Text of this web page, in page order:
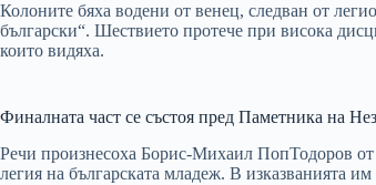
Колоните бяха водени от венец, следван от
български“. Шествието протече при висока
които видяха.
Финалната част се състоя пред Паметника на
Речи произнесоха Борис-Михаил ПопТодоров
легия на българската младеж. В изказванията